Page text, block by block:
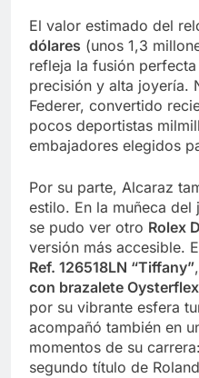
El valor estimado del
dólares (unos 1,3
refleja la fusión
precisión y alta joyería.
Federer, convertido
pocos deportistas
embajadores elegidos
Por su parte, Alcaraz
estilo. En la muñeca
se pudo ver otro Rolex
versión más accesible.
Ref. 126518LN “Tiffany”
con brazalete Oysterflex
por su vibrante esfera
acompañó también en
momentos de su
segundo título de